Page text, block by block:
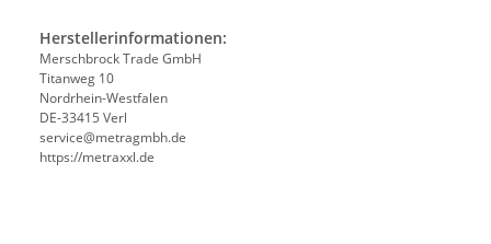
Herstellerinformationen:
Merschbrock Trade GmbH
Titanweg 10
Nordrhein-Westfalen
DE-33415 Verl
service@metragmbh.de
https://metraxxl.de